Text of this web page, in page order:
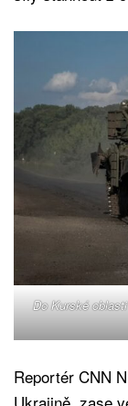
Do Kurské
Reportér CNN